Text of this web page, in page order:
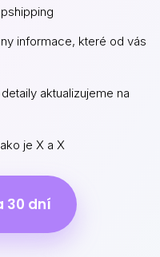
informace, které od vás
aktualizujeme na
je X a X
30 dní